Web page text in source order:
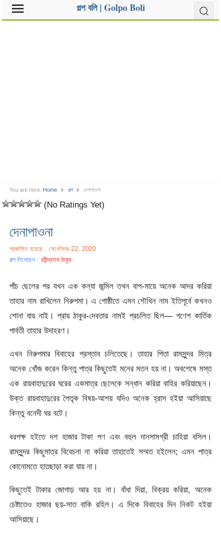
গল্প বলি | Golpo Boli
You are here: Home গল্প দেনাপাওনা
(No Ratings Yet)
দেনাপাওনা
প্রকাশিত হয়েছে : সেপ্টেম্বর 22, 2020
গল্প লিখেছেন :রবীন্দ্রনাথ ঠাকুর
পাঁচ ছেলের পর যখন এক কন্যা জন্মিল তখন বাপ-মায়ে অনেক আদর করিয়া
তাহার নাম রাখিলেন নিরুপমা। এ গোষ্ঠীতে এমন শৌখিন নাম ইতিপূর্বে কখনও
শোনা যায় নাই। প্রায় ঠাকুর-দেবতার নামই প্রচলিত ছিল— গণেশ কার্তিক
পার্বতী তাহার উদাহরণ।
এখন নিরুপমার বিবাহের প্রস্তাব চলিতেছে। তাহার পিতা রামসুন্দর মিত্র
অনেক খোঁজ করেন কিন্তু পাত্র কিছুতেই মনের মতন হয় না। অবশেষে মস্ত
এক রায়বাহাদুরের ঘরের একমাত্র ছেলেকে সন্ধান করিয়া বাহির করিয়াছেন।
উক্ত রায়বাহাদুরের পৈতৃক বিষয়-আশয় যদিও অনেক হ্রাস হইয়া আসিয়াছে
কিন্তু বনেদী ঘর বটে।
বরপক্ষ হইতে দশ হাজার টাকা পণ এবং বহুল দানসামগ্রী চাহিয়া বসিল।
রামসুন্দর কিছুমাত্র বিবেচনা না করিয়া তাহাতেই সম্মত হইলেন; এমন পাত্র
কোনোমতে হাতছাড়া করা যায় না।
কিছুতেই টাকার জোগাড় আর হয় না। বাঁধা দিয়া, বিক্রয় করিয়া, অনেক
চেষ্টাতেও হাজার ছয়-সাত বাকি রহিল। এ দিকে বিবাহের দিন নিকট হইয়া
আসিয়াছে।